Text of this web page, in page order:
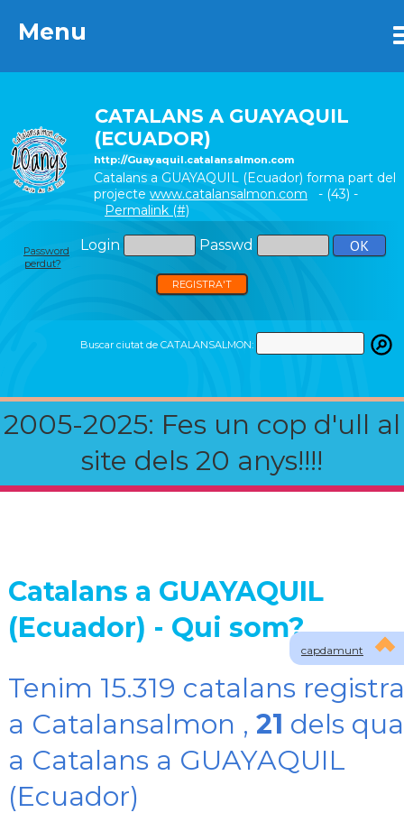
Menu
CATALANS A GUAYAQUIL
(ECUADOR)
http://Guayaquil.catalansalmon.com
Catalans a GUAYAQUIL (Ecuador) forma part del
projecte www.catalansalmon.com - (43) -
Permalink (#)
Login Passwd
Password
perdut?
REGISTRA'T
Buscar ciutat de CATALANSALMON:
2005-2025: Fes un cop d'ull al
site dels 20 anys!!!!
Menu
capdamunt
Catalans a GUAYAQUIL
(Ecuador) - Qui som?
Tenim 15.319 catalans
a Catalansalmon , 21 dels
a Catalans a GUAYAQUIL
(Ecuador)